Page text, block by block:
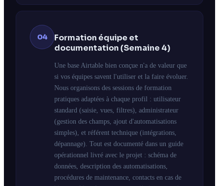
04
Formation équipe et
documentation (Semaine 4)
Une base Airtable bien conçue n'a de valeur que
si vos équipes savent l'utiliser et la faire évoluer.
Nous organisons des sessions de formation
pratiques adaptées à chaque profil : utilisateur
standard (saisie, vues, filtres), administrateur
(gestion des champs, ajout d'automatisations
simples), et référent technique (intégrations,
dépannage). Tout est documenté dans un guide
opérationnel livré avec le projet : schéma de
données, description des automatisations,
procédures de maintenance, contacts en cas de